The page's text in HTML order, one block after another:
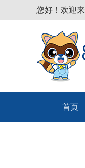
您好！欢迎
首页